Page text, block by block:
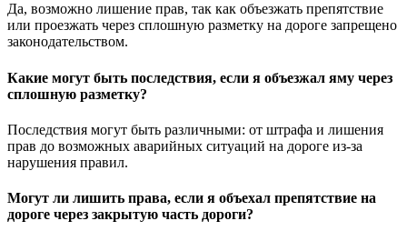
Да, возможно лишение прав, так как объезжать препятствие
или проезжать через сплошную разметку на дороге запрещено
законодательством.
Какие могут быть последствия, если я объезжал яму через
сплошную разметку?
Последствия могут быть различными: от штрафа и лишения
прав до возможных аварийных ситуаций на дороге из-за
нарушения правил.
Могут ли лишить права, если я объехал препятствие на
дороге через закрытую часть дороги?